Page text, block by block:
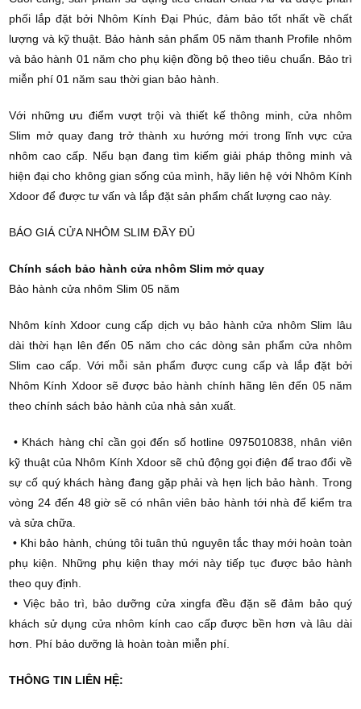
phối lắp đặt bởi Nhôm Kính Đại Phúc, đảm bảo tốt nhất về chất
lượng và kỹ thuật. Bảo hành sản phẩm 05 năm thanh Profile nhôm
và bảo hành 01 năm cho phụ kiện đồng bộ theo tiêu chuẩn. Bảo trì
miễn phí 01 năm sau thời gian bảo hành.
Với những ưu điểm vượt trội và thiết kế thông minh, cửa nhôm
Slim mở quay đang trở thành xu hướng mới trong lĩnh vực cửa
nhôm cao cấp. Nếu bạn đang tìm kiếm giải pháp thông minh và
hiện đại cho không gian sống của mình, hãy liên hệ với Nhôm Kính
Xdoor để được tư vấn và lắp đặt sản phẩm chất lượng cao này.
BÁO GIÁ CỬA NHÔM SLIM ĐẦY ĐỦ
Chính sách bảo hành cửa nhôm Slim mở quay
Bảo hành cửa nhôm Slim 05 năm
Nhôm kính Xdoor cung cấp dịch vụ bảo hành cửa nhôm Slim lâu
dài thời hạn lên đến 05 năm cho các dòng sản phẩm cửa nhôm
Slim cao cấp. Với mỗi sản phẩm được cung cấp và lắp đặt bởi
Nhôm Kính Xdoor sẽ được bảo hành chính hãng lên đến 05 năm
theo chính sách bảo hành của nhà sản xuất.
• Khách hàng chỉ cần gọi đến số hotline 0975010838, nhân viên
kỹ thuật của Nhôm Kính Xdoor sẽ chủ động gọi điện để trao đổi về
sự cố quý khách hàng đang gặp phải và hẹn lịch bảo hành. Trong
vòng 24 đến 48 giờ sẽ có nhân viên bảo hành tới nhà để kiểm tra
và sửa chữa.
• Khi bảo hành, chúng tôi tuân thủ nguyên tắc thay mới hoàn toàn
phụ kiện. Những phụ kiện thay mới này tiếp tục được bảo hành
theo quy định.
• Việc bảo trì, bảo dưỡng cửa xingfa đều đặn sẽ đảm bảo quý
khách sử dụng cửa nhôm kính cao cấp được bền hơn và lâu dài
hơn. Phí bảo dưỡng là hoàn toàn miễn phí.
THÔNG TIN LIÊN HỆ: